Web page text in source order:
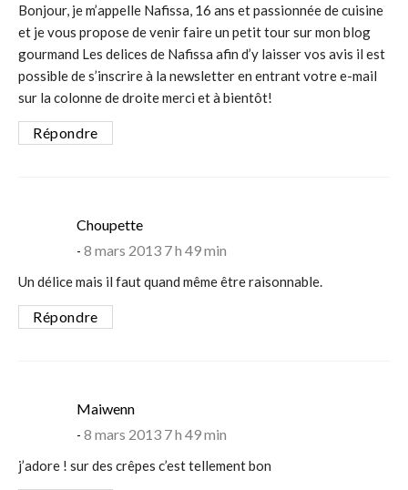
Bonjour, je m’appelle Nafissa, 16 ans et passionnée de cuisine
et je vous propose de venir faire un petit tour sur mon blog
gourmand Les delices de Nafissa afin d’y laisser vos avis il est
possible de s’inscrire à la newsletter en entrant votre e-mail
sur la colonne de droite merci et à bientôt!
Répondre
Choupettesays:
8 mars 2013 7 h 49 min
Un délice mais il faut quand même être raisonnable.
Répondre
Maiwennsays:
8 mars 2013 7 h 49 min
j’adore ! sur des crêpes c’est tellement bon